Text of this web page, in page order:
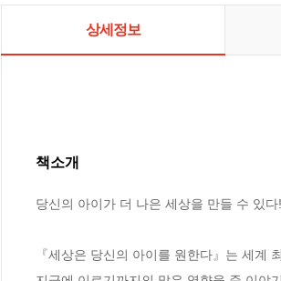
상세정보
책소개
당신의 아이가 더 나은 세상을 만들 수 있다!
『세상은 당신의 아이를 원한다』는 세계